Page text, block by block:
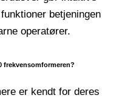
betjeningen
operatører.
frekvensomformeren?
er kendt for deres